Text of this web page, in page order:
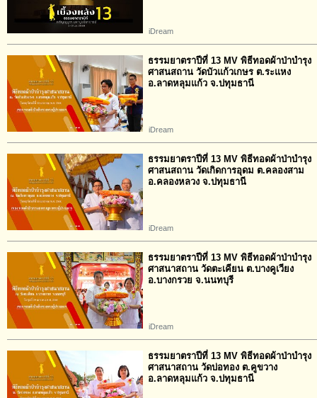
iDream
ธรรมยาตราปีที่ 13 MV พิธีทอดผ้าป่าบำรุง
ศาสนสถาน วัดบัวแก้วเกษร ต.ระแหง
อ.ลาดหลุมแก้ว จ.ปทุมธานี
iDream
ธรรมยาตราปีที่ 13 MV พิธีทอดผ้าป่าบำรุง
ศาสนสถาน วัดเกิดการอุดม ต.คลองสาม
อ.คลองหลวง จ.ปทุมธานี
iDream
ธรรมยาตราปีที่ 13 MV พิธีทอดผ้าป่าบำรุง
ศาสนาสถาน วัดตะเคียน ต.บางคูเวียง
อ.บางกรวย จ.นนทบุรี
iDream
ธรรมยาตราปีที่ 13 MV พิธีทอดผ้าป่าบำรุง
ศาสนาสถาน วัดบ่อทอง ต.คูขวาง
อ.ลาดหลุมแก้ว จ.ปทุมธานี